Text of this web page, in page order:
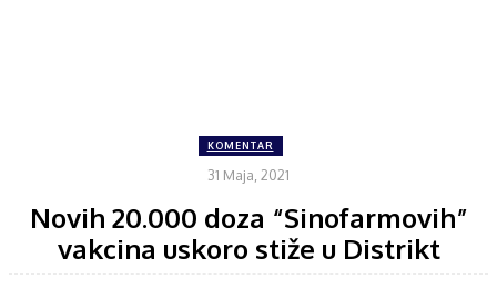
KOMENTAR
31 Maja, 2021
Novih 20.000 doza “Sinofarmovih”
vakcina uskoro stiže u Distrikt